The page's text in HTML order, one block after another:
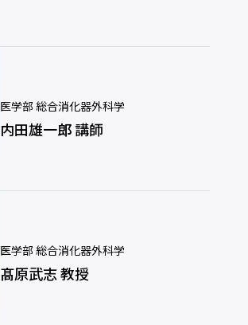
医学部 総合消化器外科学
内田雄一郎 講師
医学部 総合消化器外科学
髙原武志 教授